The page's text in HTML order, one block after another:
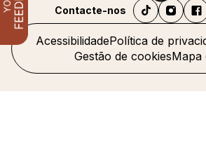
AcessibilidadePolítica de
Gestão de cookiesMapa
Contacte-nos